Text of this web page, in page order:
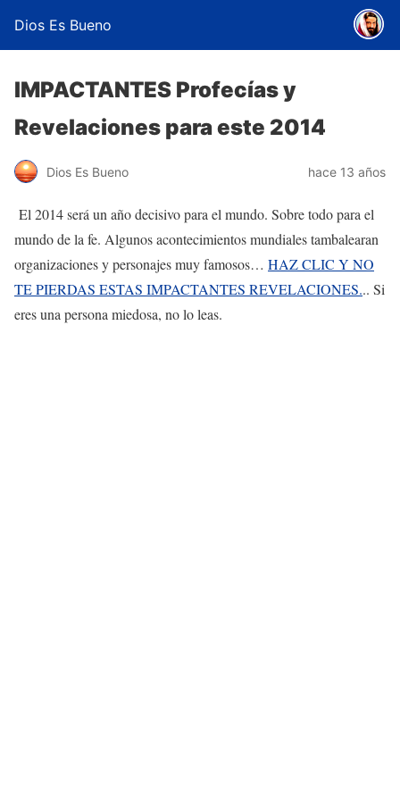
Dios Es Bueno
IMPACTANTES Profecías y
Revelaciones para este 2014
Dios Es Bueno hace 13 años
El 2014 será un año decisivo para el mundo. Sobre todo para el
mundo de la fe. Algunos acontecimientos mundiales tambalearan
organizaciones y personajes muy famosos… HAZ CLIC Y NO
TE PIERDAS ESTAS IMPACTANTES REVELACIONES... Si
eres una persona miedosa, no lo leas.